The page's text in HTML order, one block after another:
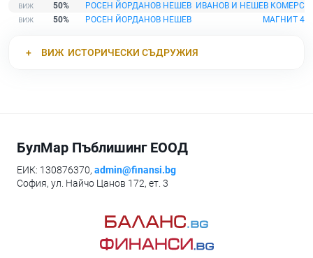
50%
РОСЕН ЙОРДАНОВ НЕШЕВ ИВАНОВ И НЕШЕВ КОМЕРС
50%
РОСЕН ЙОРДАНОВ НЕШЕВ МАГНИТ 4
ВИЖ ИСТОРИЧЕСКИ СЪДРУЖИЯ
БулМар Пъблишинг ЕООД
ЕИК: 130876370, admin@finansi.bg
София, ул. Найчо Цанов 172, ет. 3